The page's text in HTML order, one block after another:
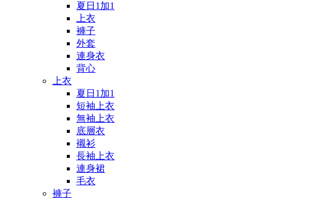
夏日1加1
上衣
褲子
外套
連身衣
背心
上衣
夏日1加1
短袖上衣
無袖上衣
底層衣
襯衫
長袖上衣
連身裙
毛衣
褲子